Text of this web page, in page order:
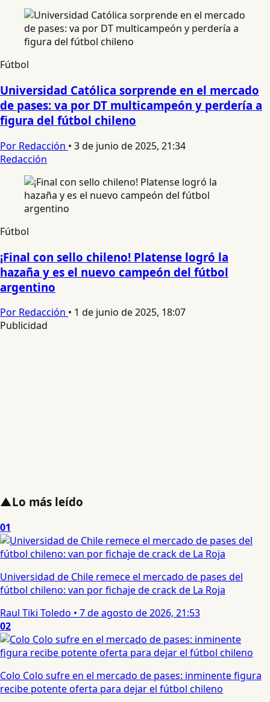
Fútbol
Universidad Católica sorprende en el mercado
de pases: va por DT multicampeón y perdería a
figura del fútbol chileno
Por Redacción • 3 de junio de 2025, 21:34
Redacción
Fútbol
¡Final con sello chileno! Platense logró la
hazaña y es el nuevo campeón del fútbol
argentino
Por Redacción • 1 de junio de 2025, 18:07
Publicidad
▲Lo más leído
01
Universidad de Chile remece el mercado de pases del
fútbol chileno: van por fichaje de crack de La Roja
Raul Tiki Toledo • 7 de agosto de 2026, 21:53
02
Colo Colo sufre en el mercado de pases: inminente figura
recibe potente oferta para dejar el fútbol chileno